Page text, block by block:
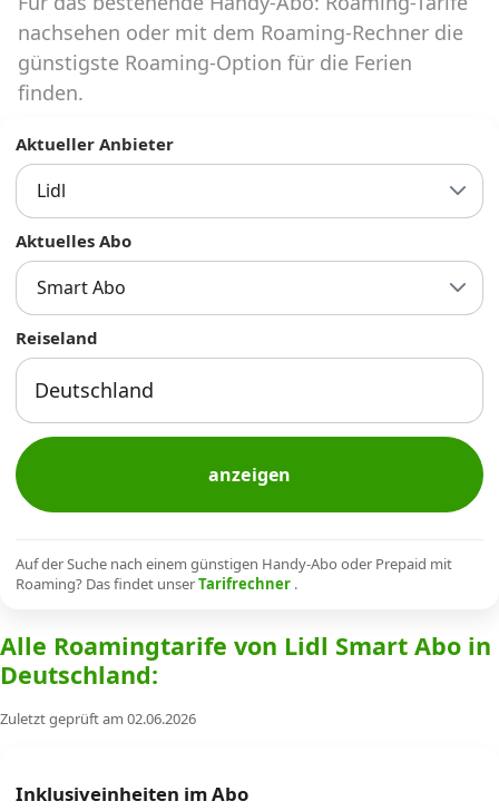
Abos für Tablets, Hotspots und Smart
Watches
Alle Anbieter
Mobilfunknetz Schweiz
Handy-Abo-Aktionen
Handy-Abo kündigen oder
Alle Mobile-Vergleiche
Internet, TV, Telefon
Kombi-Angebote
nachsehen oder mit dem Roaming-Rechner die
günstigste Roaming-Option für die Ferien
finden.
Aktueller Anbieter
Lidl
Aktuelles Abo
Smart Abo
Reiseland
anzeigen
Auf der Suche nach einem günstigen Handy-Abo oder Prepaid mit
Roaming? Das findet unserTarifrechner .
Alle Roamingtarife von Lidl Smart Abo in
Deutschland:
Zuletzt geprüft am 02.06.2026
Inklusiveinheiten im Abo